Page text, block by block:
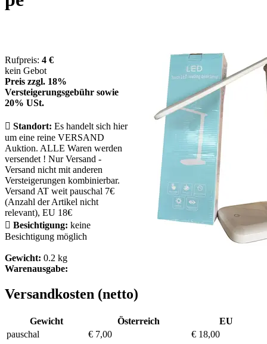
Rufpreis: 4 €
kein Gebot
Preis zzgl. 18%
Versteigerungsgebühr sowie
20% USt.
 Standort: Es handelt sich hier
um eine reine VERSAND
Auktion. ALLE Waren werden
versendet ! Nur Versand -
Versand nicht mit anderen
Versteigerungen kombinierbar.
Versand AT weit pauschal 7€
(Anzahl der Artikel nicht
relevant), EU 18€
 Besichtigung: keine
Besichtigung möglich
Gewicht: 0.2 kg
Warenausgabe:
Versandkosten (netto)
Gewicht Österreich
EU
pauschal
€ 7,00
€ 18,00